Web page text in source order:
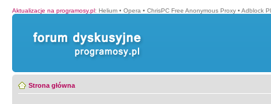
Aktualizacje na programosy.pl: Helium • Opera • ChrisPC Free Anonymous Proxy • Adblock
Strona główna